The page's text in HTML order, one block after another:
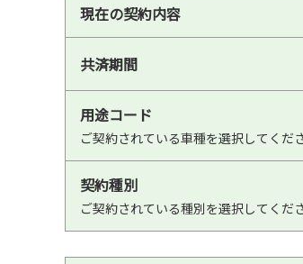
現在の契約内容
共済期間
用途コード
ご契約されている車種を選択してくだ
契約種別
ご契約されている種別を選択してくだ